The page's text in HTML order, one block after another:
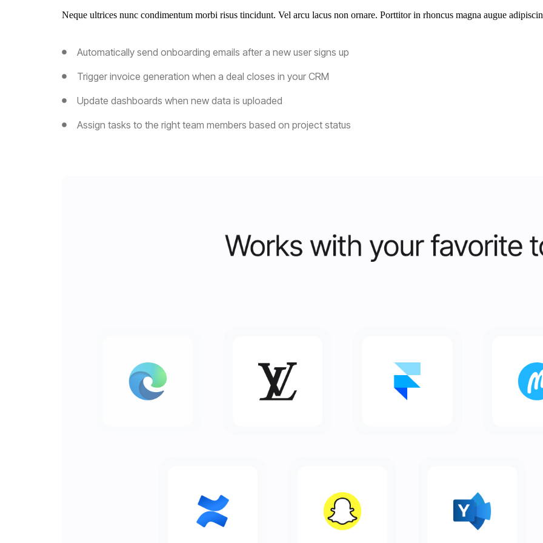
Neque ultrices nunc condimentum morbi risus tincidunt. Vel arcu lacus non ornare. Porttitor in rhoncus magna augue
Automatically send onboarding emails after a new user signs up
Trigger invoice generation when a deal closes in your CRM
Update dashboards when new data is uploaded
Assign tasks to the right team members based on project status